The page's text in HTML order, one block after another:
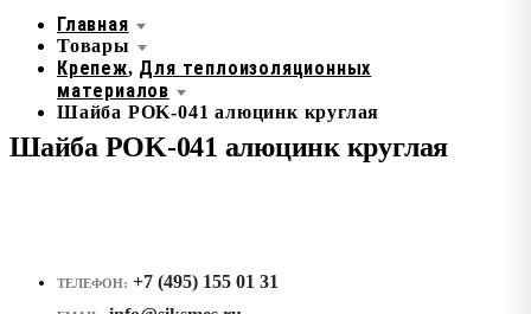
Главная
Товары
Крепеж, Для теплоизоляционных
материалов
Шайба POK-041 алюцинк круглая
Шайба POK-041 алюцинк круглая
ТЕЛЕФОН: +7 (495) 155 01 31